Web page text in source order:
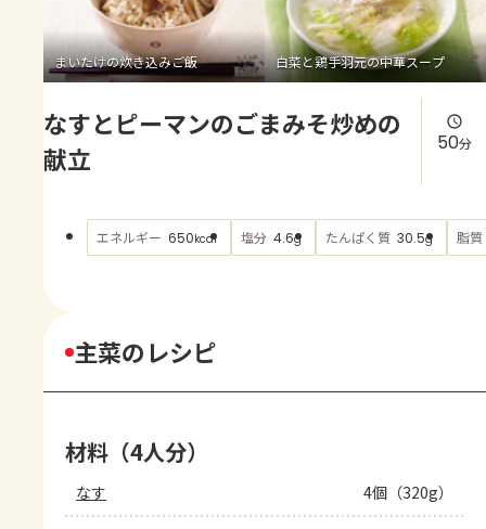
よくあるお問い合わせ
お買い物
AJINOMOTO PARK とは
まいたけの炊き込みご飯 白菜と鶏手羽元の中華スープ
なすとピーマンのごまみそ炒めの
献立
50分
エネルギー 650kcal 塩分 4.6g たんぱく質 30.5g 脂質
主菜のレシピ
材料（4人分）
なす 4個（320g）